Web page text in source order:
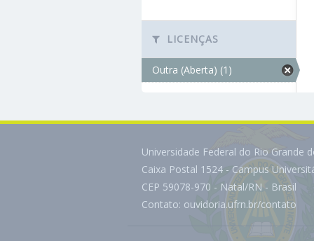
LICENÇAS
Outra (Aberta) (1)
Universidade Federal do Rio Grande
Caixa Postal 1524 - Campus
CEP 59078-970 - Natal/RN - Brasil
Contato: ouvidoria.ufrn.br/contato